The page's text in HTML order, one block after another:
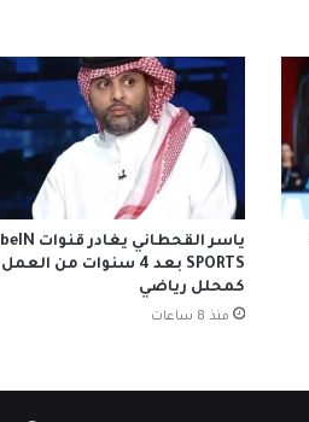
ياسر القحطاني يغادر قنوات beIN
SPORTS بعد 4 سنوات من العمل
كمحلل رياضي
منذ 8 ساعات